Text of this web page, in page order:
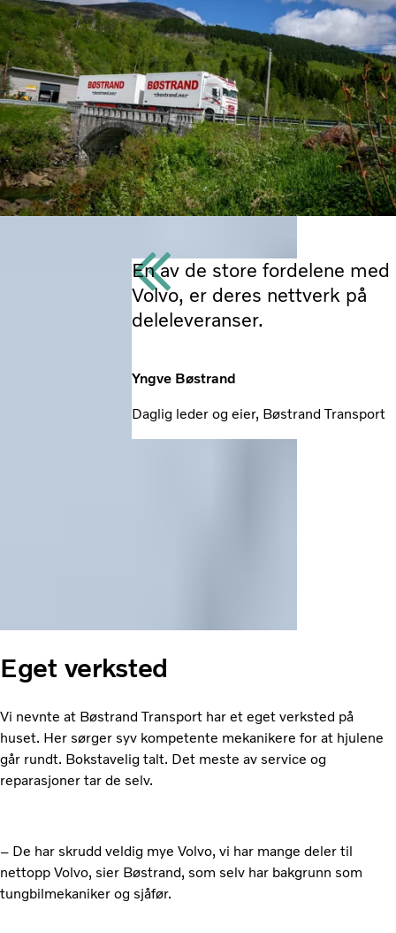
En av de store fordelene med
Volvo, er deres nettverk på
deleleveranser.
Yngve Bøstrand
Daglig leder og eier, Bøstrand Transport
Eget verksted
Vi nevnte at Bøstrand Transport har et eget verksted på
huset. Her sørger syv kompetente mekanikere for at hjulene
går rundt. Bokstavelig talt. Det meste av service og
reparasjoner tar de selv.
– De har skrudd veldig mye Volvo, vi har mange deler til
nettopp Volvo, sier Bøstrand, som selv har bakgrunn som
tungbilmekaniker og sjåfør.